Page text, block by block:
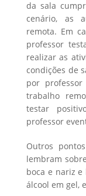
da sala
cenário, as
remota. Em
professor
realizar as
condições de
por
trabalho
testar
professor
Outros
lembram
boca e nariz e
álcool em gel,